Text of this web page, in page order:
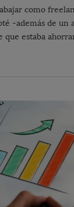
como
-además de un
estaba